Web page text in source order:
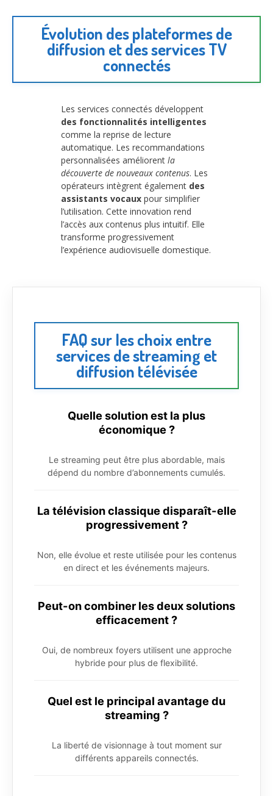
Évolution des plateformes de
diffusion et des services TV
connectés
Les services connectés développent
des fonctionnalités intelligentes
comme la reprise de lecture
automatique. Les recommandations
personnalisées améliorent la
découverte de nouveaux contenus. Les
opérateurs intègrent également des
assistants vocaux pour simplifier
l’utilisation. Cette innovation rend
l’accès aux contenus plus intuitif. Elle
transforme progressivement
l’expérience audiovisuelle domestique.
FAQ sur les choix entre
services de streaming et
diffusion télévisée
Quelle solution est la plus
économique ?
Le streaming peut être plus abordable, mais
dépend du nombre d’abonnements cumulés.
La télévision classique disparaît-elle
progressivement ?
Non, elle évolue et reste utilisée pour les contenus
en direct et les événements majeurs.
Peut-on combiner les deux solutions
efficacement ?
Oui, de nombreux foyers utilisent une approche
hybride pour plus de flexibilité.
Quel est le principal avantage du
streaming ?
La liberté de visionnage à tout moment sur
différents appareils connectés.